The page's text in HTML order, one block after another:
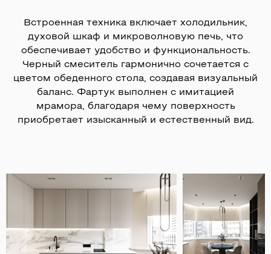
Встроенная техника включает холодильник,
духовой шкаф и микроволновую печь, что
обеспечивает удобство и функциональность.
Черный смеситель гармонично сочетается с
цветом обеденного стола, создавая визуальный
баланс. Фартук выполнен с имитацией
мрамора, благодаря чему поверхность
приобретает изысканный и естественный вид.